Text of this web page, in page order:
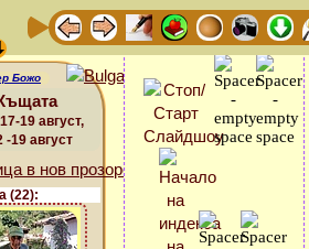
Божо
19 август,
-19 август
(22):